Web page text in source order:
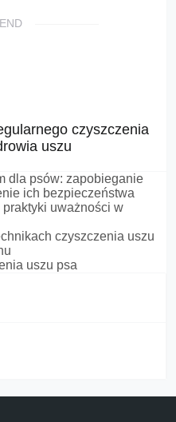
czyszczenia
uszu
dla psów: zapobieganie
ich bezpieczeństwa
praktyki uważności w
czyszczenia uszu
uszu psa